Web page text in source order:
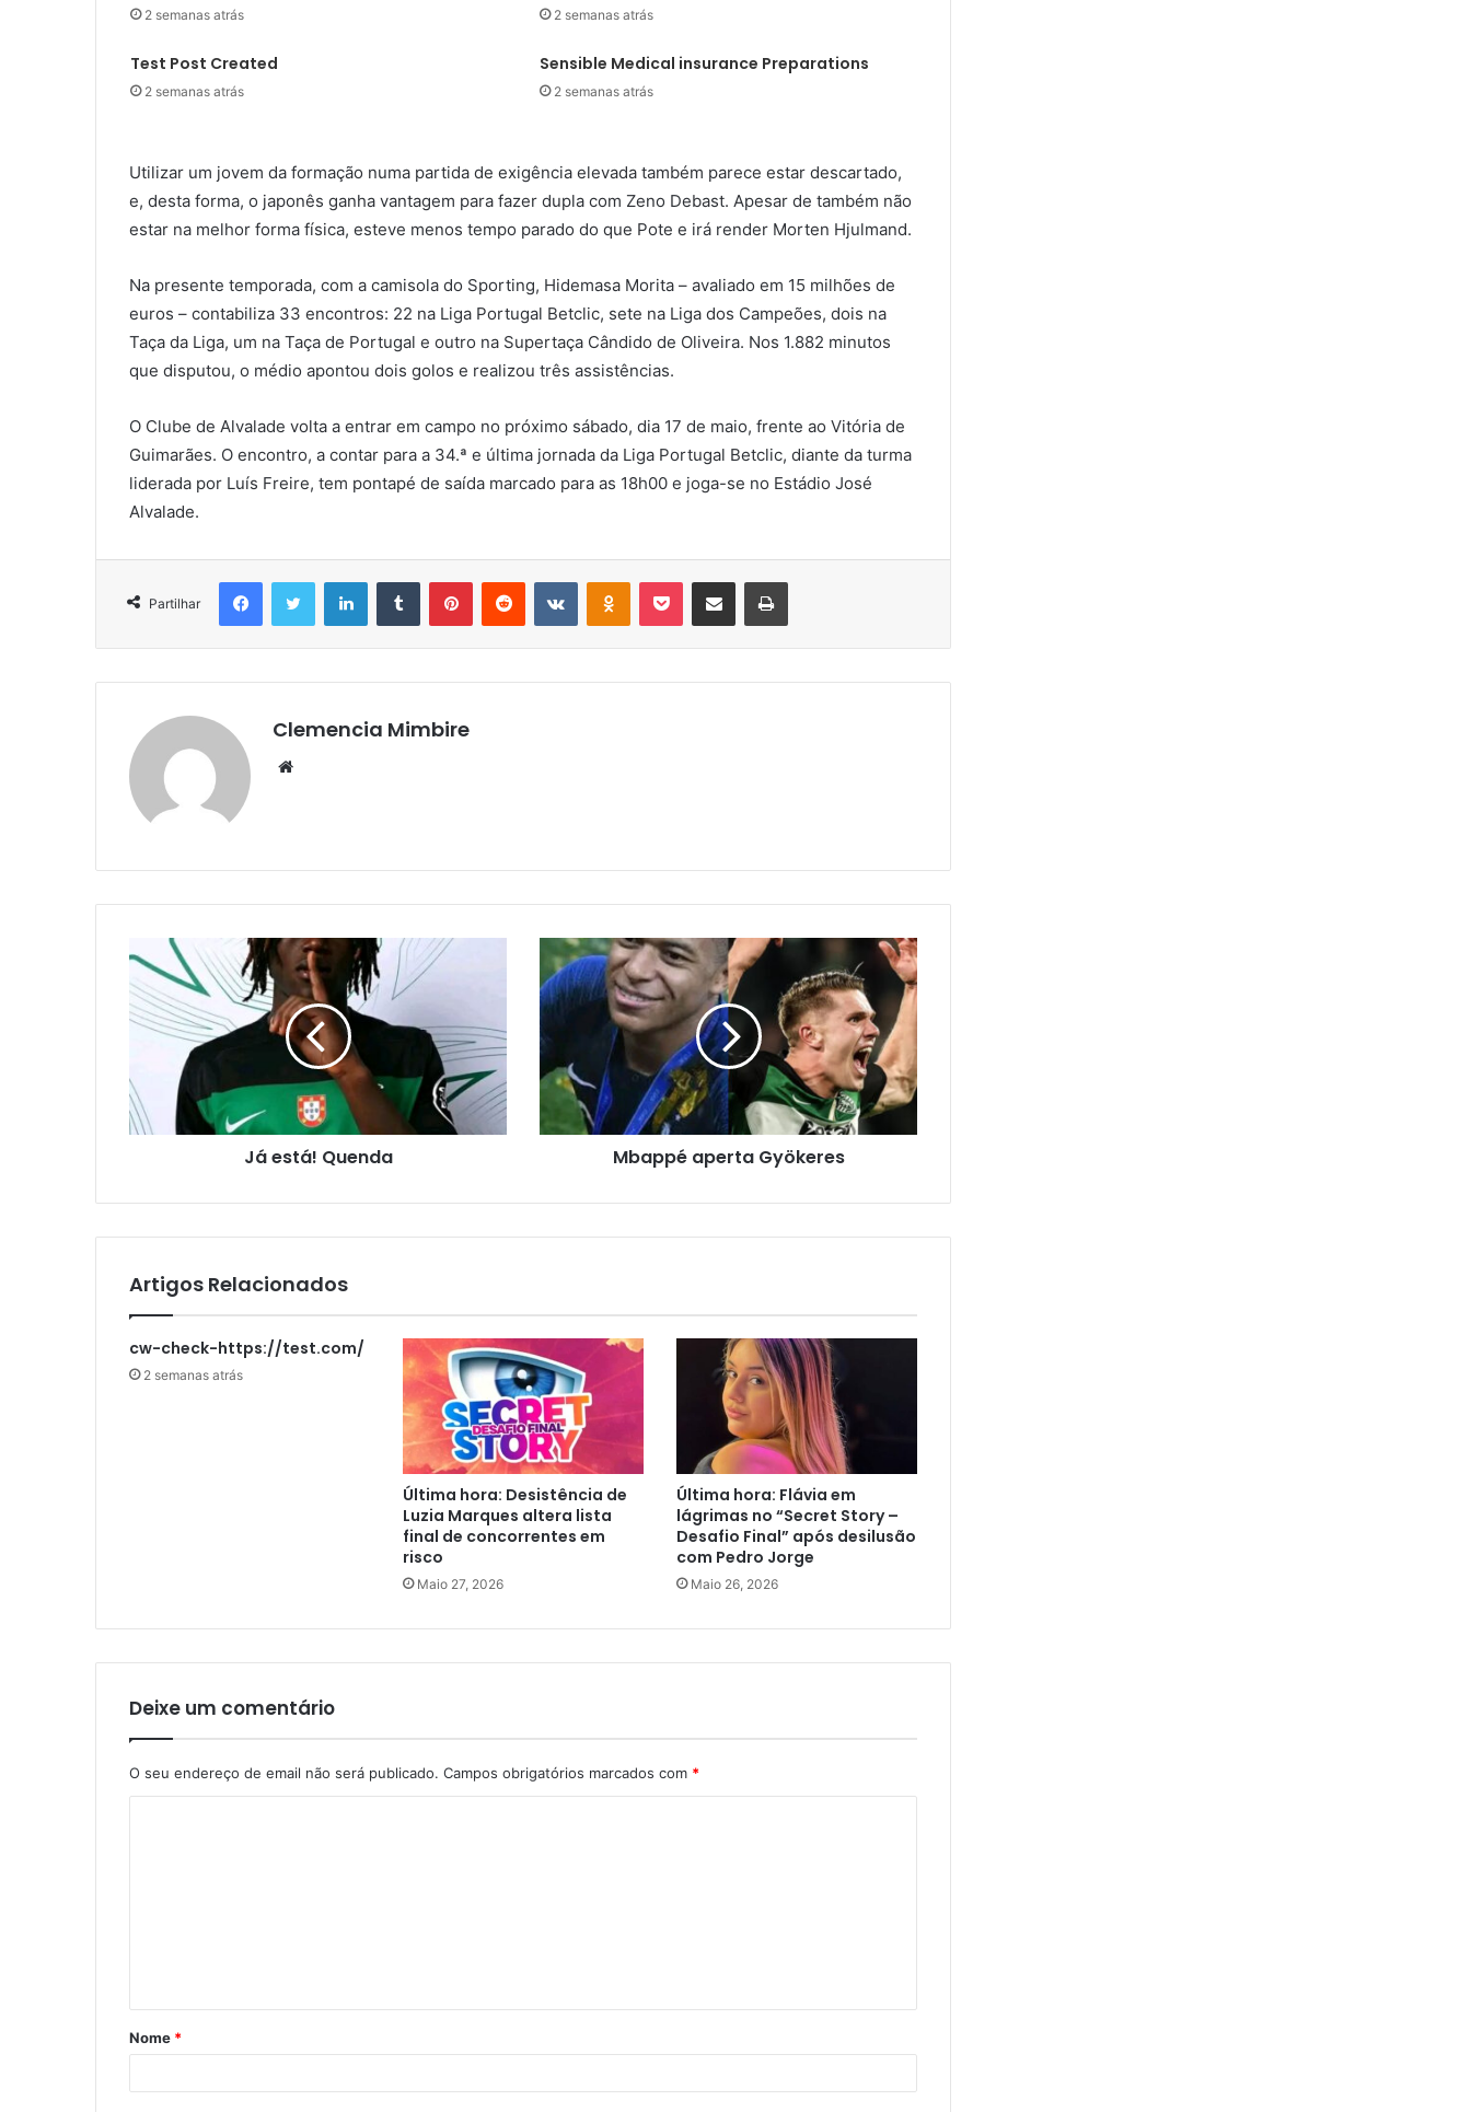
2 semanas atrás 2 semanas atrás
Test Post Created
2 semanas atrás
Sensible Medical insurance Preparations
2 semanas atrás
Utilizar um jovem da formação numa partida de exigência elevada também parece estar descartado,
e, desta forma, o japonês ganha vantagem para fazer dupla com Zeno Debast. Apesar de também não
estar na melhor forma física, esteve menos tempo parado do que Pote e irá render Morten Hjulmand.
Na presente temporada, com a camisola do Sporting, Hidemasa Morita – avaliado em 15 milhões de
euros – contabiliza 33 encontros: 22 na Liga Portugal Betclic, sete na Liga dos Campeões, dois na
Taça da Liga, um na Taça de Portugal e outro na Supertaça Cândido de Oliveira. Nos 1.882 minutos
que disputou, o médio apontou dois golos e realizou três assistências.
O Clube de Alvalade volta a entrar em campo no próximo sábado, dia 17 de maio, frente ao Vitória de
Guimarães. O encontro, a contar para a 34.ª e última jornada da Liga Portugal Betclic, diante da turma
liderada por Luís Freire, tem pontapé de saída marcado para as 18h00 e joga-se no Estádio José
Alvalade.
Partilhar
FacebookTwitter LinkedInTumblr PinterestReddit VKontakteOdnoklassniki
Pocket Partilhar Via Email Imprimir
Clemencia Mimbire
Website
Já está! Quenda Mbappé aperta Gyökeres
Artigos Relacionados
cw-check-https://test.com/
2 semanas atrás
Última hora: Desistência de
Luzia Marques altera lista
final de concorrentes em
risco
Maio 27, 2026
Última hora: Flávia em
lágrimas no “Secret Story –
Desafio Final” após desilusão
com Pedro Jorge
Maio 26, 2026
Deixe um comentário
O seu endereço de email não será publicado. Campos obrigatórios marcados com *
á
r
Nome *